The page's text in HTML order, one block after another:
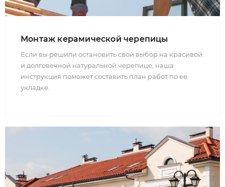
Монтаж керамической черепицы
Если вы решили остановить свой выбор на красивой
и долговечной натуральной черепице, наша
инструкция поможет составить план работ по ее
укладке.